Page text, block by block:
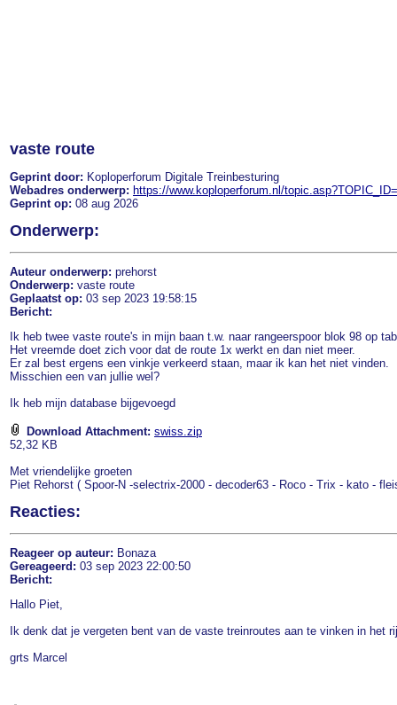
vaste route
Geprint door: Koploperforum Digitale Treinbesturing
Webadres onderwerp: https://www.koploperforum.nl/
Geprint op: 08 aug 2026
Onderwerp:
Auteur onderwerp: prehorst
Onderwerp: vaste route
Geplaatst op: 03 sep 2023 19:58:15
Bericht:
Ik heb twee vaste route's in mijn baan t.w. naar rangeerspoor blok 98 op
Het vreemde doet zich voor dat de route 1x werkt en dan niet meer.
Er zal best ergens een vinkje verkeerd staan, maar ik kan het niet vinden.
Misschien een van jullie wel?
Ik heb mijn database bijgevoegd
Download Attachment: swiss.zip
52,32 KB
Met vriendelijke groeten
Piet Rehorst ( Spoor-N -selectrix-2000 - decoder63 - Roco - Trix - kato -
Reacties:
Reageer op auteur: Bonaza
Gereageerd: 03 sep 2023 22:00:50
Bericht:
Hallo Piet,
Ik denk dat je vergeten bent van de vaste treinroutes aan te vinken in het
grts Marcel